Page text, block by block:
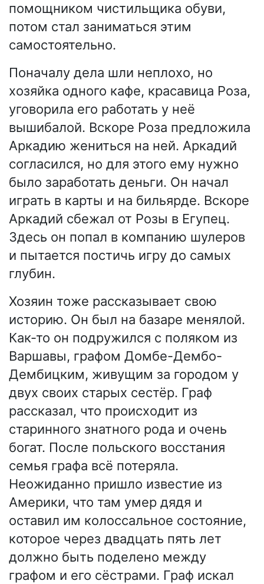
помощником чистильщика обуви,
потом стал заниматься этим
самостоятельно.
Поначалу дела шли неплохо, но
хозяйка одного кафе, красавица Роза,
уговорила его работать у неё
вышибалой. Вскоре Роза предложила
Аркадию жениться на ней. Аркадий
согласился, но для этого ему нужно
было заработать деньги. Он начал
играть в карты и на бильярде. Вскоре
Аркадий сбежал от Розы в Егупец.
Здесь он попал в компанию шулеров
и пытается постичь игру до самых
глубин.
Хозяин тоже рассказывает свою
историю. Он был на базаре менялой.
Как-то он подружился с поляком из
Варшавы, графом Домбе-Дембо-
Дембицким, живущим за городом у
двух своих старых сестёр. Граф
рассказал, что происходит из
старинного знатного рода и очень
богат. После польского восстания
семья графа всё потеряла.
Неожиданно пришло известие из
Америки, что там умер дядя и
оставил им колоссальное состояние,
которое через двадцать пять лет
должно быть поделено между
графом и его сёстрами. Граф искал